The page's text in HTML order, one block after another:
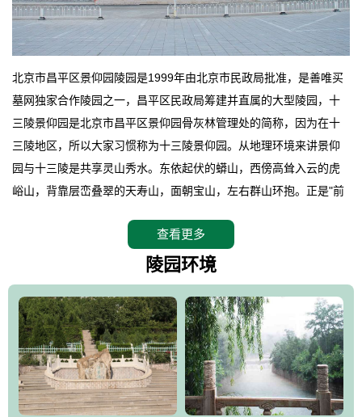
北京市昌平区景仰园陵园是1999年由北京市民政局批准，是善唯买
墓网独家合作陵园之一，昌平区民政局筹建并直属的大型陵园，十
三陵景仰园是北京市昌平区景仰园骨灰林管理处的简称，因为在十
三陵地区，所以大家习惯称为十三陵景仰园。从地理环境来讲景仰
园与十三陵是共享灵山秀水。东依起伏的蟒山，西傍高耸入云的虎
峪山，背靠层峦叠翠的天寿山，面朝宝山，左右群山环抱。正是"前
座陵园地处天寿山的环抱之中，四周群山若封似闭，层峦叠翠，秋
天枫叶艳红欲滴，冬天银装素裹分外妖娆！南面隔山而望的正是著
赞叹："景仰园真乃浑然天成的人生后花园！"陵区内草木茂盛，灵气
盎然，既有山川大聚的龙脉气魄，又有藏风得水的宝密形局。十三
陵是世间稀有的地形宝地，也是我们让逝者回归自然的首选墓葬之
灵穴，安息之宝地。
查看更多
陵园环境